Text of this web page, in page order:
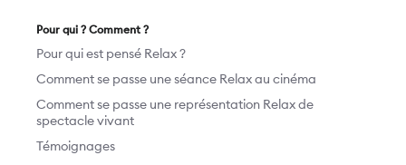
Pour qui ? Comment ?
Pour qui est pensé Relax ?
Comment se passe une séance Relax au cinéma
Comment se passe une représentation Relax de
spectacle vivant
Témoignages